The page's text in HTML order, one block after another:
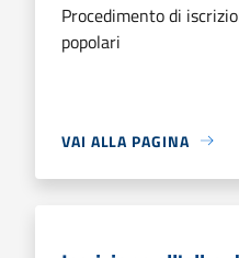
Procedimento di
popolari
VAI ALLA PAGINA